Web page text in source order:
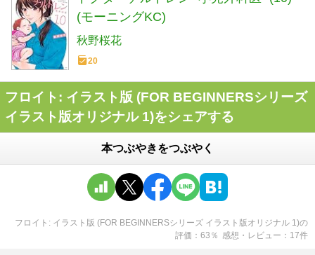
(モーニングKC)
秋野桜花
20
フロイト: イラスト版 (FOR BEGINNERSシリーズ
イラスト版オリジナル 1)をシェアする
本つぶやきをつぶやく
フロイト: イラスト版 (FOR BEGINNERSシリーズ イラスト版オリジナル 1)の
評価
63 ％ 感想・レビュー 17件